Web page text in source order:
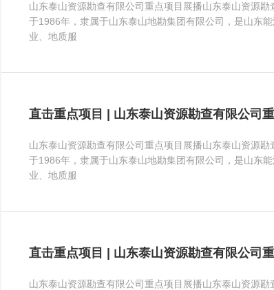
山东泰山资源勘查有限公司重点项目展播山东泰山资源
于1986年，隶属于山东泰山地勘集团有限公司，是山东
业、地质服
直击重点项目 | 山东泰山资源勘查有限公司
山东泰山资源勘查有限公司重点项目展播山东泰山资源
于1986年，隶属于山东泰山地勘集团有限公司，是山东
业、地质服
直击重点项目 | 山东泰山资源勘查有限公司
山东泰山资源勘查有限公司重点项目展播山东泰山资源